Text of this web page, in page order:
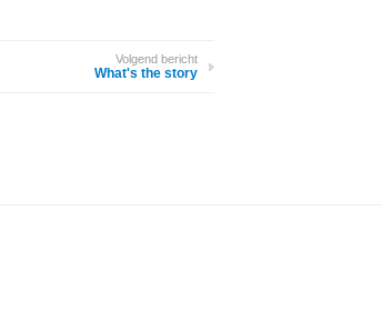
Volgend bericht
What's the story